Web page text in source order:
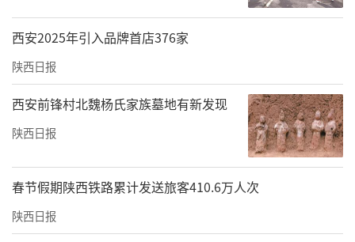
西安2025年引入品牌首店376家
陕西日报
西安前锋村北魏杨氏家族墓地有新发现
陕西日报
春节假期陕西铁路累计发送旅客410.6万人次
陕西日报